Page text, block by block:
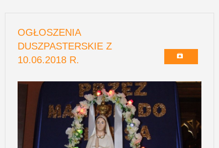
OGŁOSZENIA
DUSZPASTERSKIE Z
10.06.2018 R.